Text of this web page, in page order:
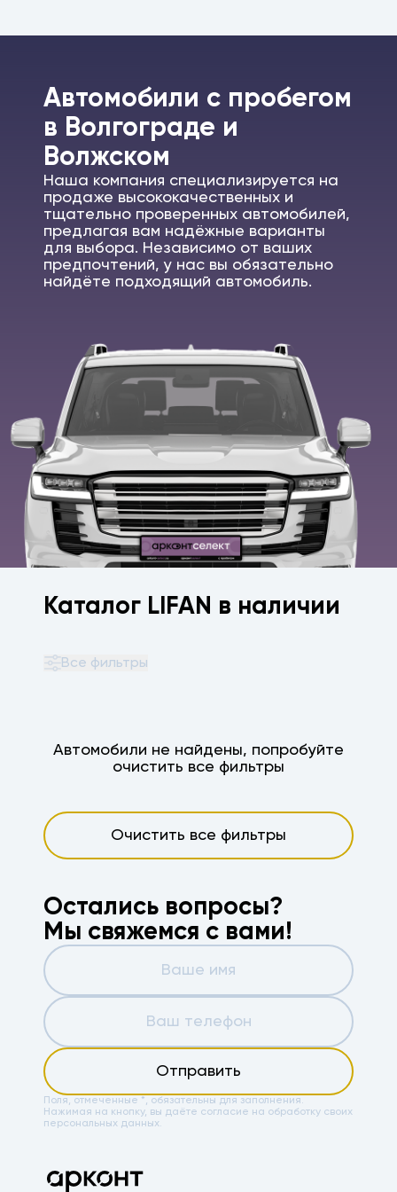
Автомобили c пробегом
в Волгограде и
Волжском
Наша компания специализируется на
продаже высококачественных и
тщательно проверенных автомобилей,
предлагая вам надёжные варианты
для выбора. Независимо от ваших
предпочтений, у нас вы обязательно
найдёте подходящий автомобиль.
Каталог LIFAN в наличии
Автомобили не найдены, попробуйте
очистить все фильтры
Очистить все фильтры
Все фильтры
Остались вопросы?
Мы свяжемся с вами!
Отправить
Поля, отмеченные *, обязательны для заполнения.
Нажимая на кнопку, вы даёте согласие на обработку своих
персональных данных.